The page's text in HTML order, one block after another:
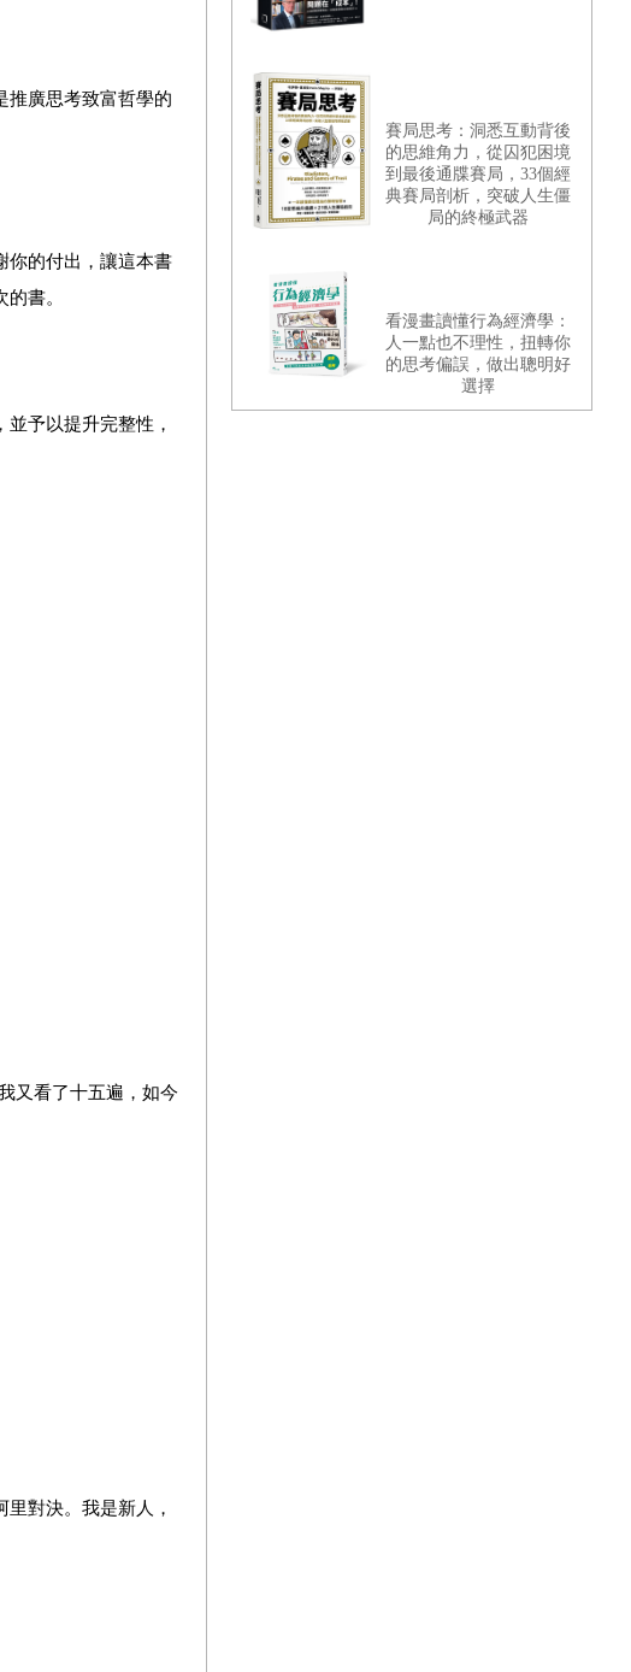
推廣思考致富哲學的
你的付出，讓這本書
書。
予以提升完整性，
又看了十五遍，如今
對決。我是新人，
賽局思考：洞悉互動背後
的思維角力，從囚犯困境
到最後通牒賽局，33個經
典賽局剖析，突破人生僵
局的終極武器
看漫畫讀懂行為經濟學：
人一點也不理性，扭轉你
的思考偏誤，做出聰明好
選擇